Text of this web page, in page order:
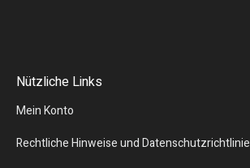
Nützliche Links
Mein Konto
Rechtliche Hinweise und Datenschutzrichtlinie